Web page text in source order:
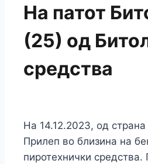
На патот
(25) од
средства
На 14.12.2023, од
Прилеп во близина на
пиротехнички